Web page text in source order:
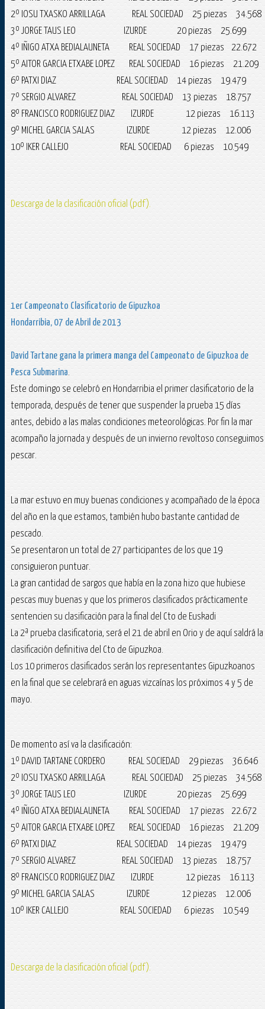
2º IOSU TXASKO ARRILLAGA REAL SOCIEDAD 25 piezas 34.568
3º JORGE TAUS LEO IZURDE 20 piezas 25.699
4º IÑIGO ATXA BEDIALAUNETA REAL SOCIEDAD 17 piezas 22.672
5º AITOR GARCIA ETXABE LOPEZ REAL SOCIEDAD 16 piezas 21.209
6º PATXI DIAZ REAL SOCIEDAD 14 piezas 19.479
7º SERGIO ALVAREZ REAL SOCIEDAD 13 piezas 18.757
8º FRANCISCO RODRIGUEZ DIAZ IZURDE 12 piezas 16.113
9º MICHEL GARCIA SALAS IZURDE 12 piezas 12.006
10º IKER CALLEJO REAL SOCIEDAD 6 piezas 10.549
Descarga de la clasificación oficial (pdf).
1er Campeonato Clasificatorio de Gipuzkoa
Hondarribia, 07 de Abril de 2013
David Tartane gana la primera manga del Campeonato de Gipuzkoa de
Pesca Submarina.
Este domingo se celebró en Hondarribia el primer clasificatorio de la
temporada, después de tener que suspender la prueba 15 días
antes, debido a las malas condiciones meteorológicas. Por fin la mar
acompaño la jornada y después de un invierno revoltoso conseguimos
pescar.
La mar estuvo en muy buenas condiciones y acompañado de la época
del año en la que estamos, también hubo bastante cantidad de
pescado.
Se presentaron un total de 27 participantes de los que 19
consiguieron puntuar.
La gran cantidad de sargos que había en la zona hizo que hubiese
pescas muy buenas y que los primeros clasificados prácticamente
sentencien su clasificación para la final del Cto de Euskadi
La 2ª prueba clasificatoria, será el 21 de abril en Orio y de aquí saldrá la
clasificación definitiva del Cto de Gipuzkoa.
Los 10 primeros clasificados serán los representantes Gipuzkoanos
en la final que se celebrará en aguas vizcaínas los próximos 4 y 5 de
mayo.
De momento así va la clasificación:
1º DAVID TARTANE CORDERO REAL SOCIEDAD 29 piezas 36.646
2º IOSU TXASKO ARRILLAGA REAL SOCIEDAD 25 piezas 34.568
3º JORGE TAUS LEO IZURDE 20 piezas 25.699
4º IÑIGO ATXA BEDIALAUNETA REAL SOCIEDAD 17 piezas 22.672
5º AITOR GARCIA ETXABE LOPEZ REAL SOCIEDAD 16 piezas 21.209
6º PATXI DIAZ REAL SOCIEDAD 14 piezas 19.479
7º SERGIO ALVAREZ REAL SOCIEDAD 13 piezas 18.757
8º FRANCISCO RODRIGUEZ DIAZ IZURDE 12 piezas 16.113
9º MICHEL GARCIA SALAS IZURDE 12 piezas 12.006
10º IKER CALLEJO REAL SOCIEDAD 6 piezas 10.549
Descarga de la clasificación oficial (pdf).